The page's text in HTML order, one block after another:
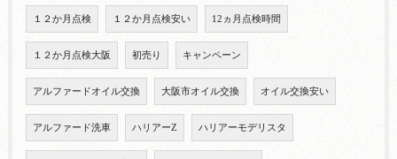
１２か月点検 １２か月点検安い 12ヵ月点検時間
１２か月点検大阪 初売り キャンペーン
アルファードオイル交換 大阪市オイル交換 オイル交換安い
アルファード洗車 ハリアーZ ハリアーモデリスタ